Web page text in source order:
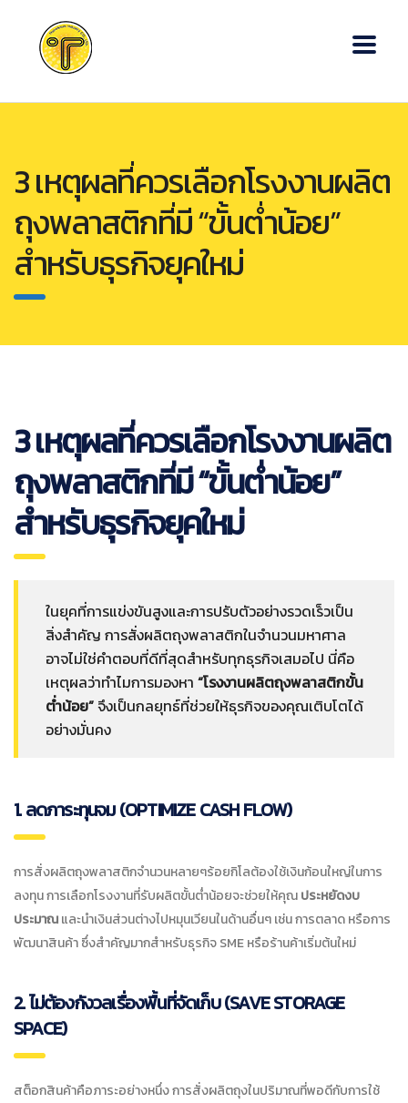
3 เหตุผลที่ควรเลือกโรงงานผลิต
ถุงพลาสติกที่มี “ขั้นต่ำน้อย”
สำหรับธุรกิจยุคใหม่
3เหตุผลที่ควรเลือกโรงงานผลิต
ถุงพลาสติกที่มี “ขั้นต่ำน้อย”
สำหรับธุรกิจยุคใหม่
ในยุคที่การแข่งขันสูงและการปรับตัวอย่างรวดเร็วเป็น
สิ่งสำคัญ การสั่งผลิตถุงพลาสติกในจำนวนมหาศาล
อาจไม่ใช่คำตอบที่ดีที่สุดสำหรับทุกธุรกิจเสมอไป นี่คือ
เหตุผลว่าทำไมการมองหา “โรงงานผลิตถุงพลาสติกขั้น
ต่ำน้อย”จึงเป็นกลยุทธ์ที่ช่วยให้ธุรกิจของคุณเติบโตได้
อย่างมั่นคง
1. ลดภาระทุนจม (OPTIMIZE CASH FLOW)
การสั่งผลิตถุงพลาสติกจำนวนหลายๆร้อยกิโลต้องใช้เงินก้อนใหญ่ในการ
ลงทุน การเลือกโรงงานที่รับผลิตขั้นต่ำน้อยจะช่วยให้คุณประหยัดงบ
ประมาณและนำเงินส่วนต่างไปหมุนเวียนในด้านอื่นๆ เช่น การตลาด หรือการ
พัฒนาสินค้า ซึ่งสำคัญมากสำหรับธุรกิจ SME หรือร้านค้าเริ่มต้นใหม่
2. ไม่ต้องกังวลเรื่องพื้นที่จัดเก็บ (SAVE STORAGE
SPACE)
สต็อกสินค้าคือภาระอย่างหนึ่ง การสั่งผลิตถุงในปริมาณที่พอดีกับการใช้